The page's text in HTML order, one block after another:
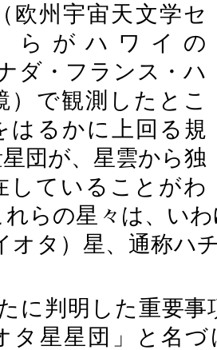
欧州宇宙天文学セ
らがハワイの
ダ・フランス・ハ
）で観測したとこ
はるかに上回る規
団が、星雲から独
していることがわ
らの星々は、い
オタ）星、通称ハ
に判明した重要事
タ星星団」と名